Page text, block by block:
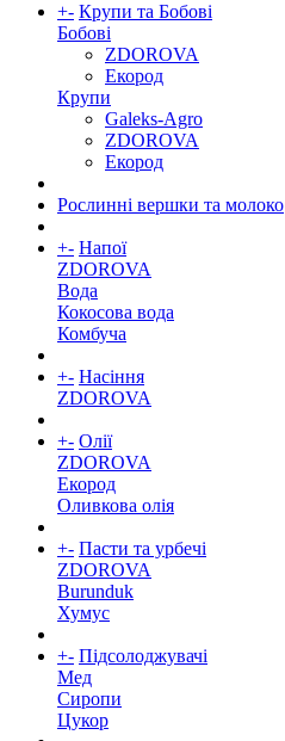
+- Крупи та Бобові
Бобові
ZDOROVA
Екород
Крупи
Galeks-Agro
ZDOROVA
Екород
Рослинні вершки та молоко
+- Напої
ZDOROVA
Вода
Кокосова вода
Комбуча
+- Насіння
ZDOROVA
+- Олії
ZDOROVA
Екород
Оливкова олія
+- Пасти та урбечі
ZDOROVA
Burunduk
Хумус
+- Підсолоджувачі
Мед
Сиропи
Цукор